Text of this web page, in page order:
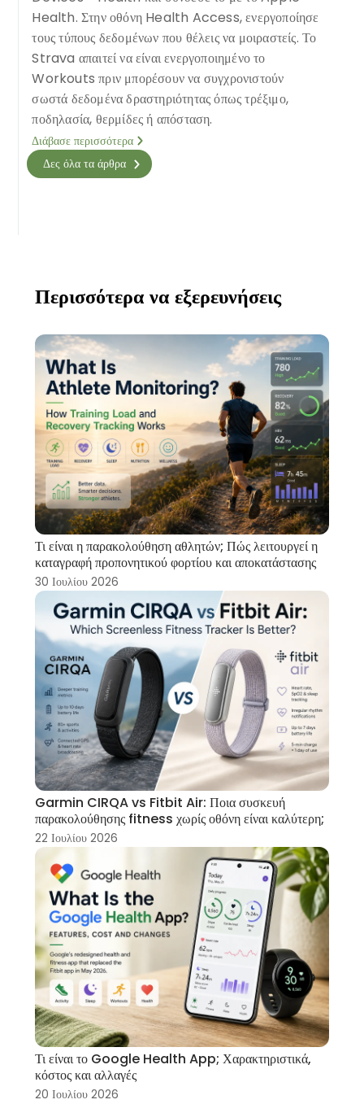
Health. Στην οθόνη Health Access, ενεργοποίησε
τους τύπους δεδομένων που θέλεις να μοιραστείς. Το
Strava απαιτεί να είναι ενεργοποιημένο το
Workouts πριν μπορέσουν να συγχρονιστούν
σωστά δεδομένα δραστηριότητας όπως τρέξιμο,
ποδηλασία, θερμίδες ή απόσταση.
Διάβασε περισσότερα
Δες όλα τα άρθρα
Περισσότερα να εξερευνήσεις
Τι είναι η παρακολούθηση αθλητών; Πώς λειτουργεί η
καταγραφή προπονητικού φορτίου και αποκατάστασης
30 Ιουλίου 2026
Garmin CIRQA vs Fitbit Air: Ποια συσκευή
παρακολούθησης fitness χωρίς οθόνη είναι καλύτερη;
22 Ιουλίου 2026
Τι είναι το Google Health App; Χαρακτηριστικά,
κόστος και αλλαγές
20 Ιουλίου 2026